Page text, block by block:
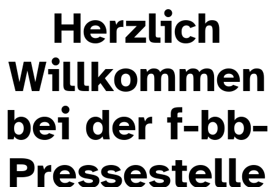
Herzlich
Willkommen
bei der f-bb-
Pressestelle